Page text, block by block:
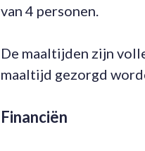
van 4 personen.
De maaltijden zijn
maaltijd gezorgd
Financiën